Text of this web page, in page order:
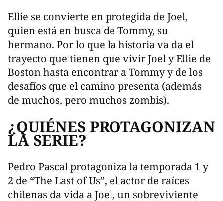
Ellie se convierte en protegida de Joel,
quien está en busca de Tommy, su
hermano. Por lo que la historia va da el
trayecto que tienen que vivir Joel y Ellie de
Boston hasta encontrar a Tommy y de los
desafíos que el camino presenta (además
de muchos, pero muchos zombis).
¿QUIÉNES PROTAGONIZAN
LA SERIE?
Pedro Pascal protagoniza la temporada 1 y
2 de “The Last of Us”, el actor de raíces
chilenas da vida a Joel, un sobreviviente